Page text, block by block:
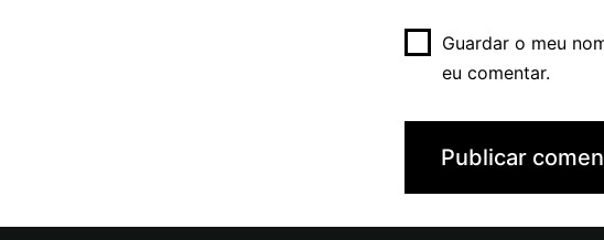
Guardar o meu
eu comentar.